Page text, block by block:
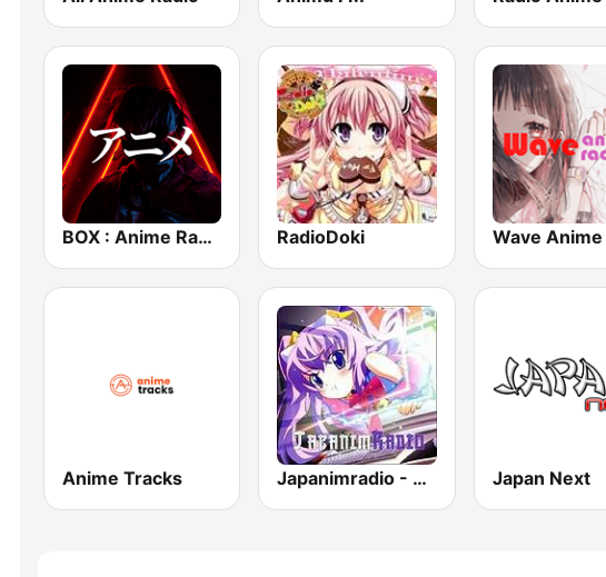
BOX : Anime Radio -アニメラジオ RadioDoki
Anime Tracks Japanimradio - Osaka Japan Next